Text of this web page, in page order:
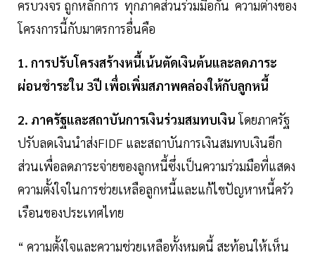
ครบวงจร ถูกหลักการ ทุกภาคส่วนร่วมมือกัน ความต่างของ
โครงการนี้กับมาตรการอื่นคือ
1. การปรับโครงสร้างหนี้เน้นตัดเงินต้นและลดภาระ
ผ่อนชำระใน 3ปี เพื่อเพิ่มสภาพคล่องให้กับลูกหนี้
2. ภาครัฐและสถาบันการเงินร่วมสมทบเงินโดยภาครัฐ
ปรับลดเงินนำส่งFIDF และสถาบันการเงินสมทบเงินอีก
ส่วนเพื่อลดภาระจ่ายของลูกหนี้ซึ่งเป็นความร่วมมือที่แสดง
ความตั้งใจในการช่วยเหลือลูกหนี้และแก้ไขปัญหาหนี้ครัว
เรือนของประเทศไทย
“ ความตั้งใจและความช่วยเหลือทั้งหมดนี้ สะท้อนให้เห็น